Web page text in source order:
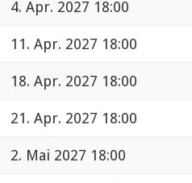
4. Apr. 2027 18:00
11. Apr. 2027 18:00
18. Apr. 2027 18:00
21. Apr. 2027 18:00
2. Mai 2027 18:00